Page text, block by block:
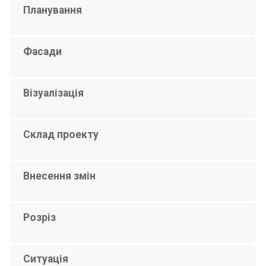
Планування
Фасади
Візуалізація
Склад проекту
Внесення змін
Розріз
Ситуація